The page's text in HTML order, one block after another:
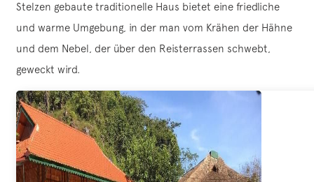
Stelzen gebaute traditionelle Haus bietet eine friedliche
und warme Umgebung, in der man vom Krähen der Hähne
und dem Nebel, der über den Reisterrassen schwebt,
geweckt wird.